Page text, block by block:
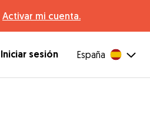
Activar mi cuenta.
Iniciar sesión España